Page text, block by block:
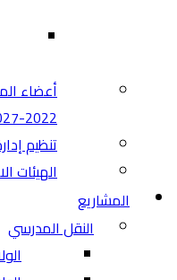
أعضاء
2022-2027
تنظيم
الهيئات
المشاريع
النقل المدرسي